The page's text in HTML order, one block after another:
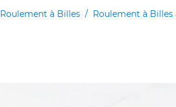
Roulement à Billes / Roulement à